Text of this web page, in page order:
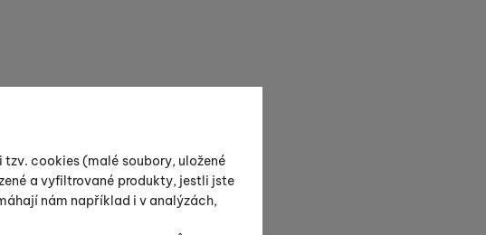
cookies (malé soubory, uložené
a vyfiltrované produkty, jestli jste
nám například i v analýzách,